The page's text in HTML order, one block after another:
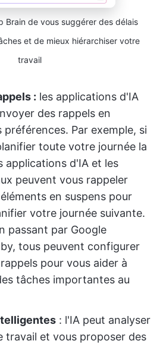
Brain de vous suggérer des délais
et de mieux hiérarchiser votre
travail
: les applications d'IA
des rappels en
Par exemple, si
toute votre journée la
applications d'IA et les
peuvent vous rappeler
en suspens pour
votre journée suivante.
passant par Google
tous peuvent configurer
pour vous aider à
tâches importantes au
: l'IA peut analyser
travail et vous proposer des